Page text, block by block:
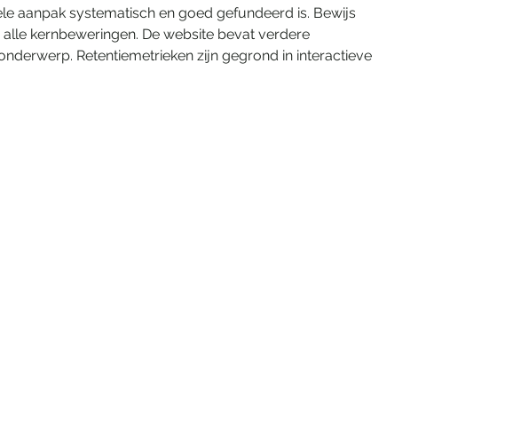
aanpak systematisch en goed gefundeerd is. Bewijs
kernbeweringen. De website bevat verdere
Retentiemetrieken zijn gegrond in interactieve